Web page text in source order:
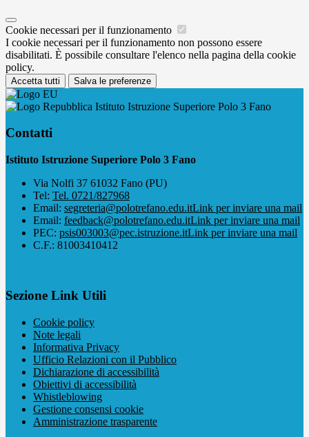
Cookie necessari per il funzionamento
I cookie necessari per il funzionamento non possono essere
disabilitati. È possibile consultare l'elenco nella pagina della cookie
policy.
Accetta tutti Salva le preferenze
Istituto Istruzione Superiore Polo 3 Fano
Contatti
Istituto Istruzione Superiore Polo 3 Fano
Via Nolfi 37 61032 Fano (PU)
Tel: Tel. 0721/827968
Email: segreteria@polotrefano.e​du.itLink per inviare una mail
Email: feedback@polotrefano.edu.itLink per inviare una mail
PEC: psis003003@pec.istruzione.itLink per inviare una mail
C.F.: 81003410412
Sezione Link Utili
Cookie policy
Note legali
Informativa Privacy
Ufficio Relazioni con il Pubblico
Dichiarazione di accessibilità
Obiettivi di accessibilità
Whistleblowing
Gestione consensi cookie
Amministrazione trasparente